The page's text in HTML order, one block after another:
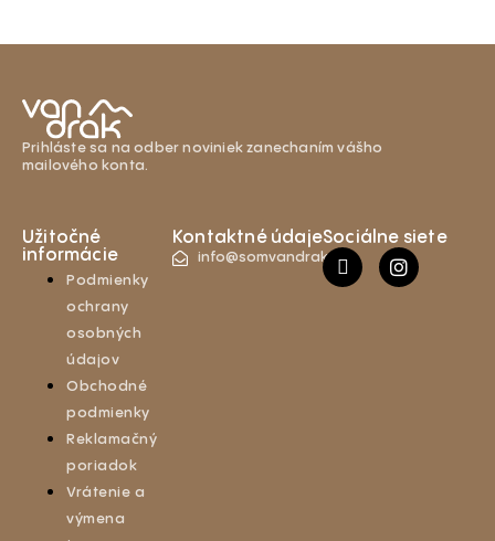
Prihláste sa na odber noviniek zanechaním vášho
mailového konta.
Užitočné
informácie
Podmienky
ochrany
osobných
údajov
Obchodné
podmienky
Reklamačný
poriadok
Vrátenie a
výmena
Kontaktné údaje
info@somvandrak.sk
Sociálne siete